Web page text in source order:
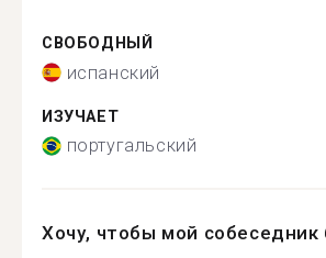
СВОБОДНЫЙ
испанский
ИЗУЧАЕТ
португальский
Хочу, чтобы мой собеседник